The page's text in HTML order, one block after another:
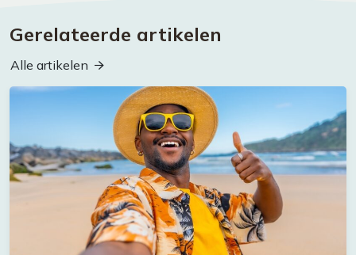
Gerelateerde artikelen
Alle artikelen